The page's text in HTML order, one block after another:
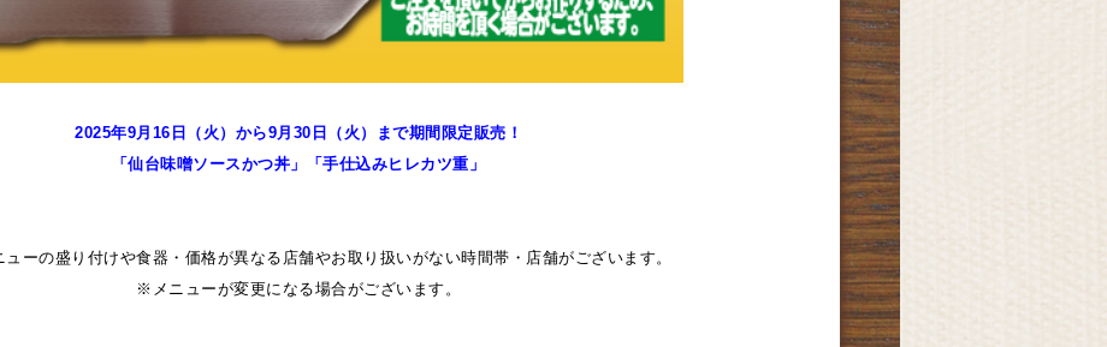
2025年9月16日（火）から9月30日 （火 ）
まで期間限定販売！
「仙台味噌ソースかつ丼」「手仕込みヒレカツ重」
ーの盛り付けや食器・価格が異なる店舗やお取り扱いがない時間帯・店舗がございます。
※メニューが変更になる場合がございます。